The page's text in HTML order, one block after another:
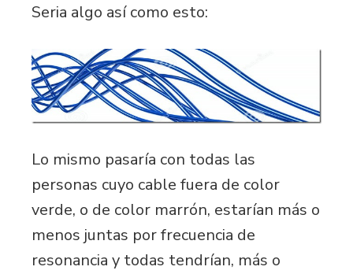
Seria algo así como esto:
Lo mismo pasaría con todas las
personas cuyo cable fuera de color
verde, o de color marrón, estarían más o
menos juntas por frecuencia de
resonancia y todas tendrían, más o